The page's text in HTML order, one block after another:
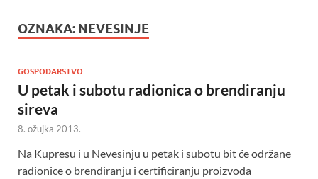
OZNAKA: NEVESINJE
GOSPODARSTVO
U petak i subotu radionica o brendiranju
sireva
8. ožujka 2013.
Na Kupresu i u Nevesinju u petak i subotu bit će održane
radionice o brendiranju i certificiranju proizvoda